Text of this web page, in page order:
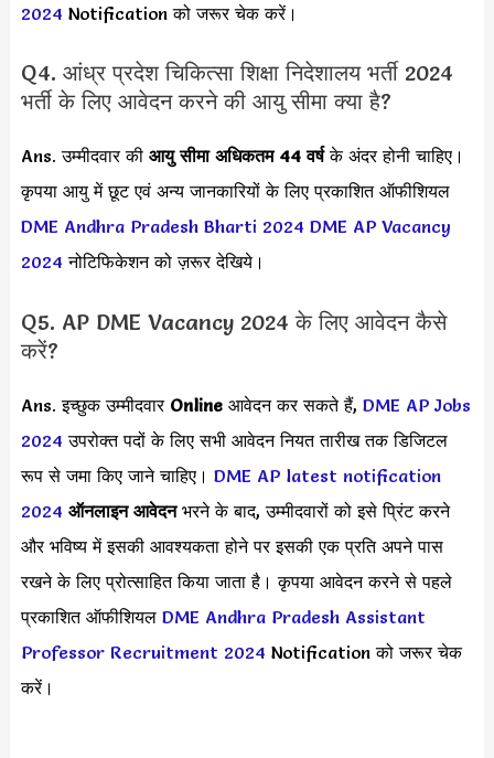
2024 Notification को जरूर चेक करें।
Q4. आंध्र प्रदेश चिकित्सा शिक्षा निदेशालय भर्ती 2024
भर्ती के लिए आवेदन करने की आयु सीमा क्या है?
Ans. उम्मीदवार की आयु सीमा अधिकतम 44 वर्षके अंदर होनी चाहिए।
कृपया आयु में छूट एवं अन्य जानकारियों के लिए प्रकाशित ऑफीशियल
DME Andhra Pradesh Bharti 2024 DME AP Vacancy
2024 नोटिफिकेशन को ज़रूर देखिये।
Q5. AP DME Vacancy 2024 के लिए आवेदन कैसे
करें?
Ans. इच्छुक उम्मीदवार Online आवेदन कर सकते हैं, DME AP Jobs
2024उपरोक्त पदों के लिए सभी आवेदन नियत तारीख तक डिजिटल
रूप से जमा किए जाने चाहिए। DME AP latest notification
2024 ऑनलाइन आवेदनभरने के बाद, उम्मीदवारों को इसे प्रिंट करने
और भविष्य में इसकी आवश्यकता होने पर इसकी एक प्रति अपने पास
रखने के लिए प्रोत्साहित किया जाता है। कृपया आवेदन करने से पहले
प्रकाशित ऑफीशियल DME Andhra Pradesh Assistant
Professor Recruitment 2024 Notification को जरूर चेक
करें।